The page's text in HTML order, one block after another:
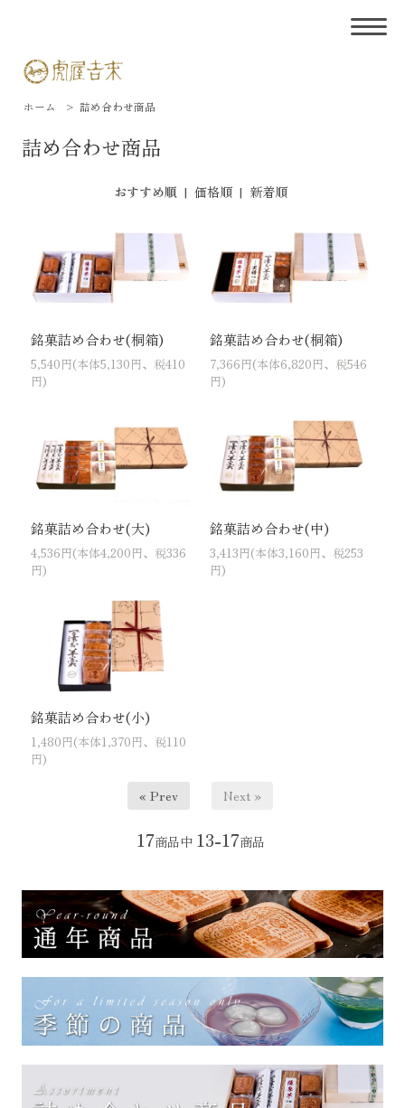
ホーム > 詰め合わせ商品
詰め合わせ商品
おすすめ順 | 価格順| 新着順
銘菓詰め合わせ(桐箱)
5,540円(本体5,130円、税410
円)
銘菓詰め合わせ(桐箱)
7,366円(本体6,820円、税546
円)
銘菓詰め合わせ(大)
4,536円(本体4,200円、税336
円)
銘菓詰め合わせ(中)
3,413円(本体3,160円、税253
円)
銘菓詰め合わせ(小)
1,480円(本体1,370円、税110
円)
« Prev Next »
17商品中 13-17商品